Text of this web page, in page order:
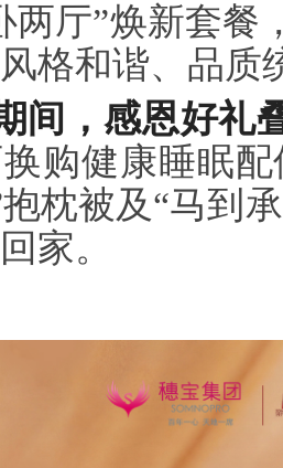
两厅”焕新套餐
格和谐、品质
间，感恩好礼
购健康睡眠
抱枕被及“马到
家。